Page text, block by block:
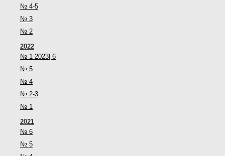
№ 4-5
№ 3
№ 2
2022
№ 1-2023| 6
№ 5
№ 4
№ 2-3
№ 1
2021
№ 6
№ 5